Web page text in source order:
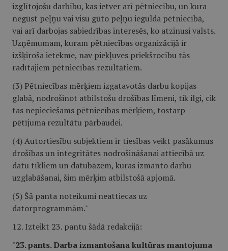
izglītojošu darbību, kas ietver arī pētniecību, un kura
negūst peļņu vai visu gūto peļņu iegulda pētniecībā,
vai arī darbojas sabiedrības interesēs, ko atzinusi valsts.
Uzņēmumam, kuram pētniecības organizācijā ir
izšķiroša ietekme, nav piekļuves priekšrocību tās
radītajiem pētniecības rezultātiem.
(3) Pētniecības mērķiem izgatavotās darbu kopijas
glabā, nodrošinot atbilstošu drošības līmeni, tik ilgi, cik
tas nepieciešams pētniecības mērķiem, tostarp
pētījuma rezultātu pārbaudei.
(4) Autortiesību subjektiem ir tiesības veikt pasākumus
drošības un integritātes nodrošināšanai attiecībā uz
datu tīkliem un datubāzēm, kuras izmanto darbu
uzglabāšanai, šim mērķim atbilstošā apjomā.
(5) Šā panta noteikumi neattiecas uz
datorprogrammām."
12. Izteikt 23. pantu šādā redakcijā:
"23. pants. Darba izmantošana kultūras mantojuma